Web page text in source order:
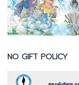
NO GIFT POLICY